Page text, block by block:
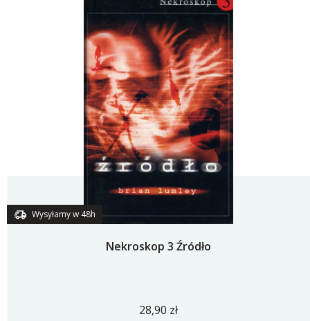
Wysyłamy w 48h
Nekroskop 3 Źródło
28,90 zł